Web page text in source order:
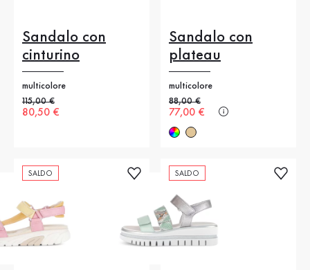
Sandalo con
cinturino
multicolore
Prezzo precedente
115,00 €
Nuovo prezzo
80,50 €
Sandalo con
plateau
multicolore
Prezzo precedente
88,00 €
Nuovo prezzo
77,00 €
SALDO SALDO